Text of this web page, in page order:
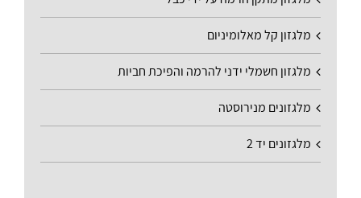
מלגזון קל מאלומיניום
מלגזון חשמלי ידני להרמה והפיכת חביות
מלגזונים מנירוסטה
מלגזונים יד 2